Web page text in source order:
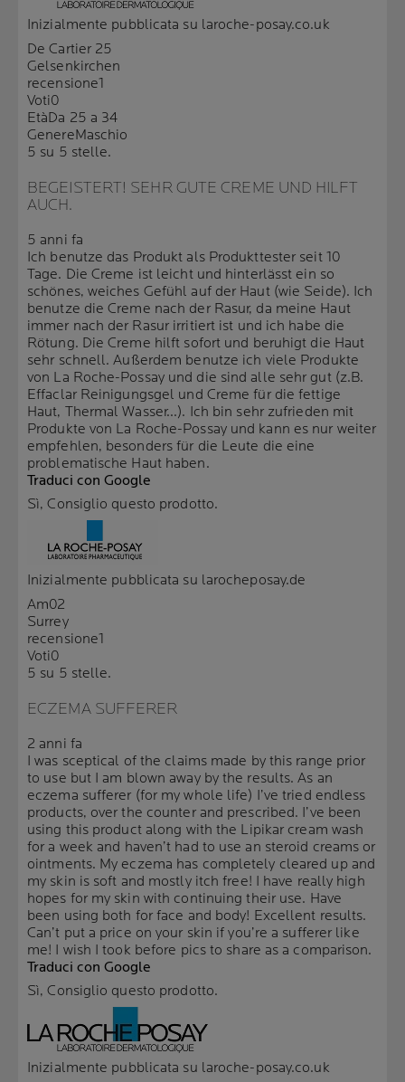
Inizialmente pubblicata su laroche-posay.co.uk
De Cartier 25
Gelsenkirchen
recensione1
Voti0
EtàDa 25 a 34
GenereMaschio
5 su 5 stelle.
BEGEISTERT! SEHR GUTE CREME UND HILFT
AUCH.
5 anni fa
Ich benutze das Produkt als Produkttester seit 10
Tage. Die Creme ist leicht und hinterlässt ein so
schönes, weiches Gefühl auf der Haut (wie Seide). Ich
benutze die Creme nach der Rasur, da meine Haut
immer nach der Rasur irritiert ist und ich habe die
Rötung. Die Creme hilft sofort und beruhigt die Haut
sehr schnell. Außerdem benutze ich viele Produkte
von La Roche-Possay und die sind alle sehr gut (z.B.
Effaclar Reinigungsgel und Creme für die fettige
Haut, Thermal Wasser...). Ich bin sehr zufrieden mit
Produkte von La Roche-Possay und kann es nur weiter
empfehlen, besonders für die Leute die eine
problematische Haut haben.
Traduci con Google
Sì, Consiglio questo prodotto.
Inizialmente pubblicata su larocheposay.de
Am02
Surrey
recensione1
Voti0
5 su 5 stelle.
ECZEMA SUFFERER
2 anni fa
I was sceptical of the claims made by this range prior
to use but I am blown away by the results. As an
eczema sufferer (for my whole life) I’ve tried endless
products, over the counter and prescribed. I’ve been
using this product along with the Lipikar cream wash
for a week and haven’t had to use an steroid creams or
ointments. My eczema has completely cleared up and
my skin is soft and mostly itch free! I have really high
hopes for my skin with continuing their use. Have
been using both for face and body! Excellent results.
Can’t put a price on your skin if you’re a sufferer like
me! I wish I took before pics to share as a comparison.
Traduci con Google
Sì, Consiglio questo prodotto.
Inizialmente pubblicata su laroche-posay.co.uk